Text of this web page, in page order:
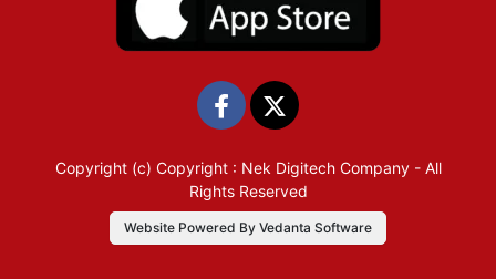
Copyright (c) Copyright : Nek Digitech Company- All
Rights Reserved
Website Powered By Vedanta Software